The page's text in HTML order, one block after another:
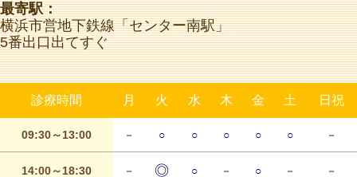
最寄駅：
横浜市営地下鉄線「センター南駅」
5番出口出てすぐ
診療時間 月 火 水 木 金 土 日祝
09:30～13:00 － ○ ○ ○ ○ ○ －
14:00～18:30 － ◎ ○ － ○ － －